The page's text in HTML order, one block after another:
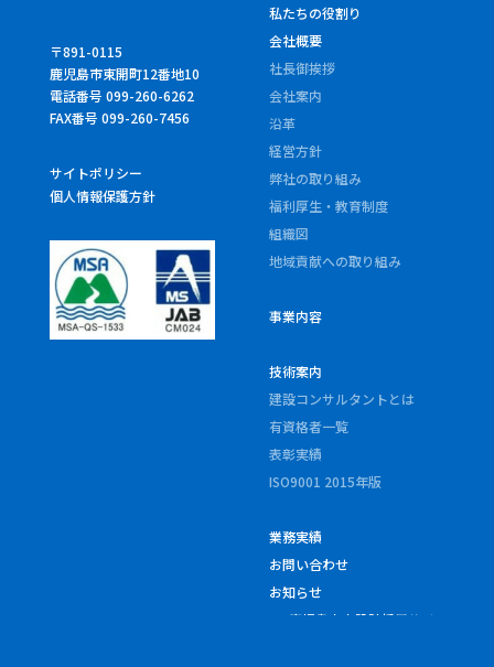
〒891-0115
鹿児島市東開町12番地10
電話番号 099-260-6262
FAX番号 099-260-7456
サイトポリシー
個人情報保護方針
私たちの役割り
会社概要
社長御挨拶
会社案内
沿革
経営方針
弊社の取り組み
福利厚生・教育制度
組織図
地域貢献への取り組み
事業内容
技術案内
建設コンサルタントとは
有資格者一覧
表彰実績
ISO9001 2015年版
業務実績
お問い合わせ
お知らせ
» 鹿児島土木設計採用サイ